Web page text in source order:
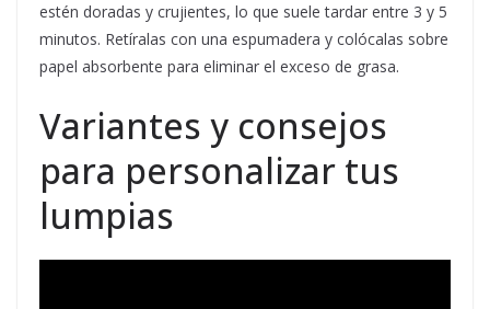
estén doradas y crujientes, lo que suele tardar entre 3 y 5
minutos. Retíralas con una espumadera y colócalas sobre
papel absorbente para eliminar el exceso de grasa.
Variantes y consejos
para personalizar tus
lumpias